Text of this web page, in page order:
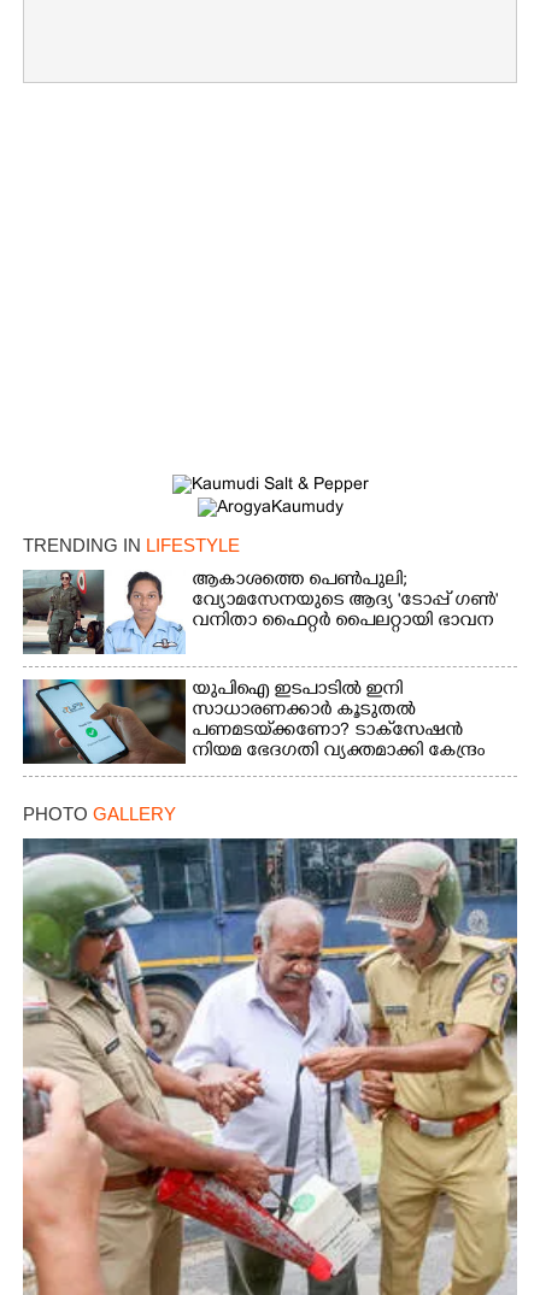
TRENDING IN LIFESTYLE
ആകാശത്തെ പെൺപുലി;
വ്യോമസേനയുടെ ആദ്യ 'ടോപ്പ് ഗൺ'
വനിതാ ഫൈറ്റർ പൈലറ്റായി ഭാവന
യുപിഐ ഇടപാടിൽ ഇനി
സാധാരണക്കാർ കൂടുതൽ
പണമടയ്‌ക്കണോ?​ ടാക്‌സേഷൻ
നിയമ ഭേദഗതി വ്യക്തമാക്കി കേന്ദ്രം
PHOTO GALLERY
Copy Link